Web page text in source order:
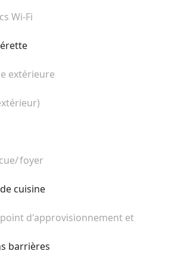
Wi-Fi
extérieure
foyer
cuisine
d'approvisionnement et
barrières